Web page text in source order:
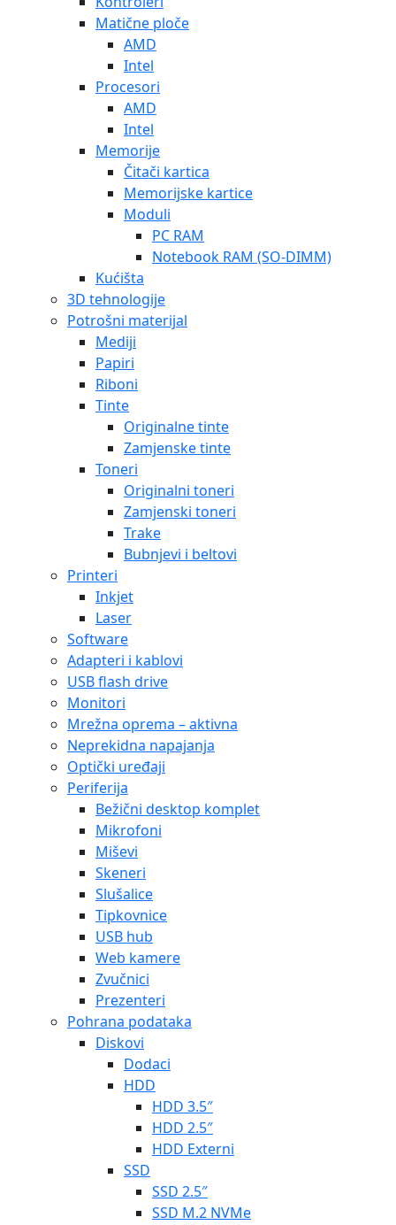
Matične ploče
AMD
Intel
Procesori
AMD
Intel
Memorije
Čitači kartica
Memorijske kartice
Moduli
PC RAM
Notebook RAM (SO-DIMM)
Kućišta
3D tehnologije
Potrošni materijal
Mediji
Papiri
Riboni
Tinte
Originalne tinte
Zamjenske tinte
Toneri
Originalni toneri
Zamjenski toneri
Trake
Bubnjevi i beltovi
Printeri
Inkjet
Laser
Software
Adapteri i kablovi
USB flash drive
Monitori
Mrežna oprema – aktivna
Neprekidna napajanja
Optički uređaji
Periferija
Bežični desktop komplet
Mikrofoni
Miševi
Skeneri
Slušalice
Tipkovnice
USB hub
Web kamere
Zvučnici
Prezenteri
Pohrana podataka
Diskovi
Dodaci
HDD
HDD 3.5″
HDD 2.5″
HDD Externi
SSD
SSD 2.5″
SSD M.2 NVMe